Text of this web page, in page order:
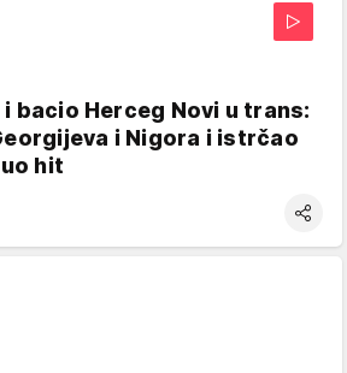
bacio Herceg Novi u trans:
i Nigora i istrčao
hit